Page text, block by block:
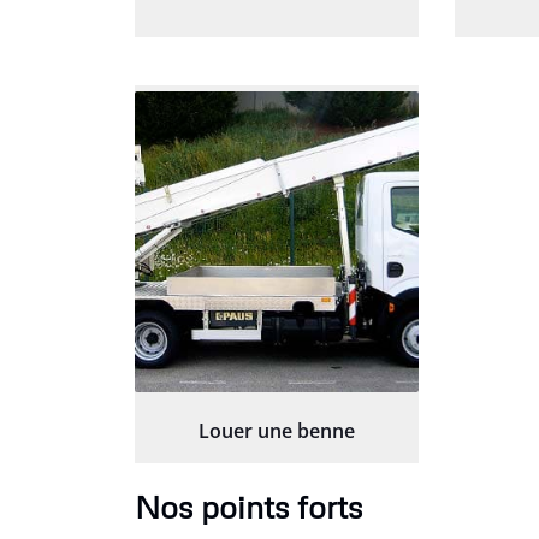
Louer une benne
Nos points forts